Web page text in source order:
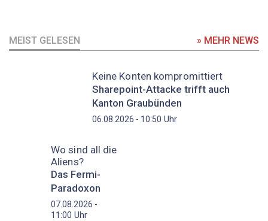
MEIST GELESEN » MEHR NEWS
Keine Konten kompromittiert
Sharepoint-Attacke trifft auch
Kanton Graubünden
06.08.2026 - 10:50 Uhr
Wo sind all die
Aliens?
Das Fermi-
Paradoxon
07.08.2026 -
11:00 Uhr